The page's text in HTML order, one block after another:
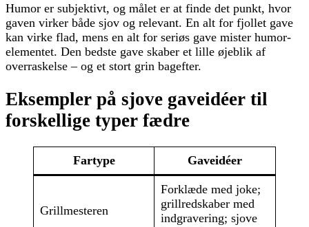
Humor er subjektivt, og målet er at finde det punkt, hvor
gaven virker både sjov og relevant. En alt for fjollet gave
kan virke flad, mens en alt for seriøs gave mister humor-
elementet. Den bedste gave skaber et lille øjeblik af
overraskelse – og et stort grin bagefter.
Eksempler på sjove gaveidéer til
forskellige typer fædre
Fartype Gaveidéer
Grillmesteren
Forklæde med joke;
grillredskaber med
indgravering; sjove